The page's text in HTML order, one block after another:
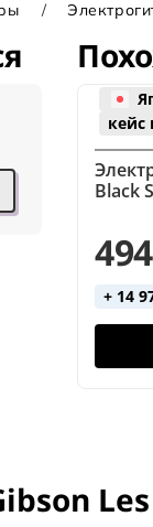
Black
кейс
+ 14